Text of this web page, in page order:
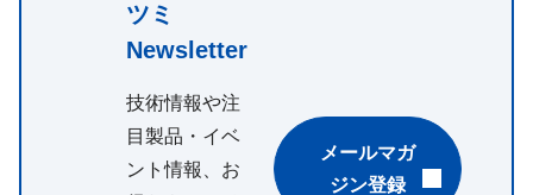
ツミ
Newsletter
技術情報や注
目製品・イベ
ント情報、お
メールマガ
ジン登録